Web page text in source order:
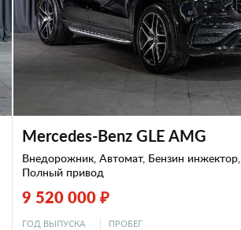
Mercedes-Benz GLE AMG
Внедорожник, Автомат, Бензин инжектор,
Полный привод
9 520 000 ₽
ГОД ВЫПУСКА ПРОБЕГ